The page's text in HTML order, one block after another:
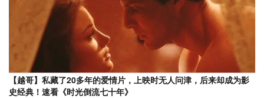
【越哥】私藏了20多年的爱情片，上映时无人问津，后来却成为影
史经典！速看《时光倒流七十年》